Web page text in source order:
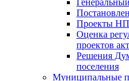
Проекты
Оценка
проектов
Решения
поселения
Муниципальные